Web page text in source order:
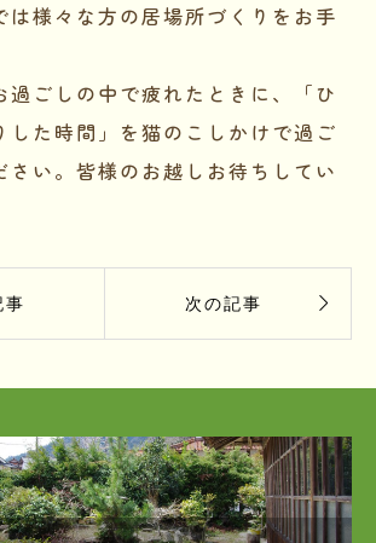
は様々な方の居場所づくりをお手
過ごしの中で疲れたときに、「ひ
した時間」を猫のこしかけで過ご
さい。皆様のお越しお待ちしてい
事 次の記事 